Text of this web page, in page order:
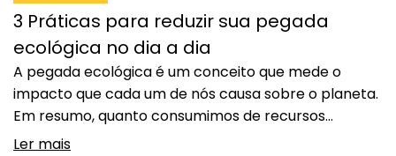
3 Práticas para reduzir sua pegada
ecológica no dia a dia
A pegada ecológica é um conceito que mede o
impacto que cada um de nós causa sobre o planeta.
Em resumo, quanto consumimos de recursos
naturais e geramos de resíduos. Quanto maior a
Ler mais